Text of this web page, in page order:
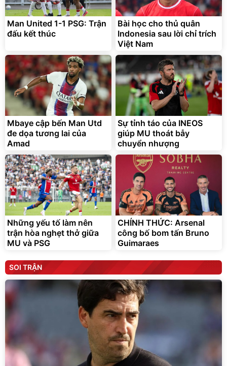
Man United 1-1 PSG: Trận
đấu kết thúc
Bài học cho thủ quân
Indonesia sau lời chỉ trích
Việt Nam
Mbaye cập bến Man Utd
đe dọa tương lai của
Amad
Sự tỉnh táo của INEOS
giúp MU thoát bẫy
chuyển nhượng
Những yếu tố làm nên
trận hòa nghẹt thở giữa
MU và PSG
CHÍNH THỨC: Arsenal
công bố bom tấn Bruno
Guimaraes
SOI TRẬN